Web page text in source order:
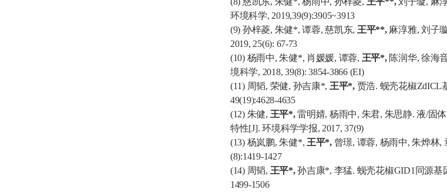
环境科学, 2019,39(9):3905~3913
(9) 孙梓菱, 朱健*,谭蓉,慈凯东, 王平**, 麻淳雅, 刘子
2019, 25(6): 67-73
(10) 杨雨中,朱健*, 肖媛媛, 谭蓉, 王平*, 陈润华, 徐海
境科学, 2018, 39(8): 3854-3866 (EI)
(11) 周韬, 荣健, 孙吉康*, 王平*, 贾浩. 蚬壳花椒ZdICL
49(19):4628-4635
(12) 朱健, 王平*,雷明婧, 杨雨中, 朱君, 朱思静.液/固
特性[J].环境科学学报, 2017, 37(9)
(13) 杨岚鹏,朱健*, 王平*, 曾璟, 谭蓉, 杨雨中,朱烨林,
(8):1419-1427
(14) 周韬, 王平*, 孙吉康*, 李猛. 蚬壳花椒GID1 同源基
1499-1506